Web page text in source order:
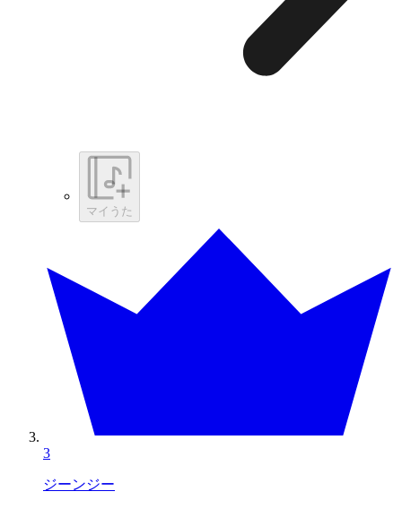
マイうた
3
ジーンジー